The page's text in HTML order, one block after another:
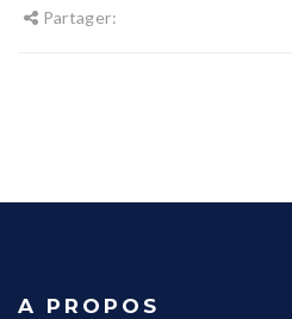
Partager:
A PROPOS